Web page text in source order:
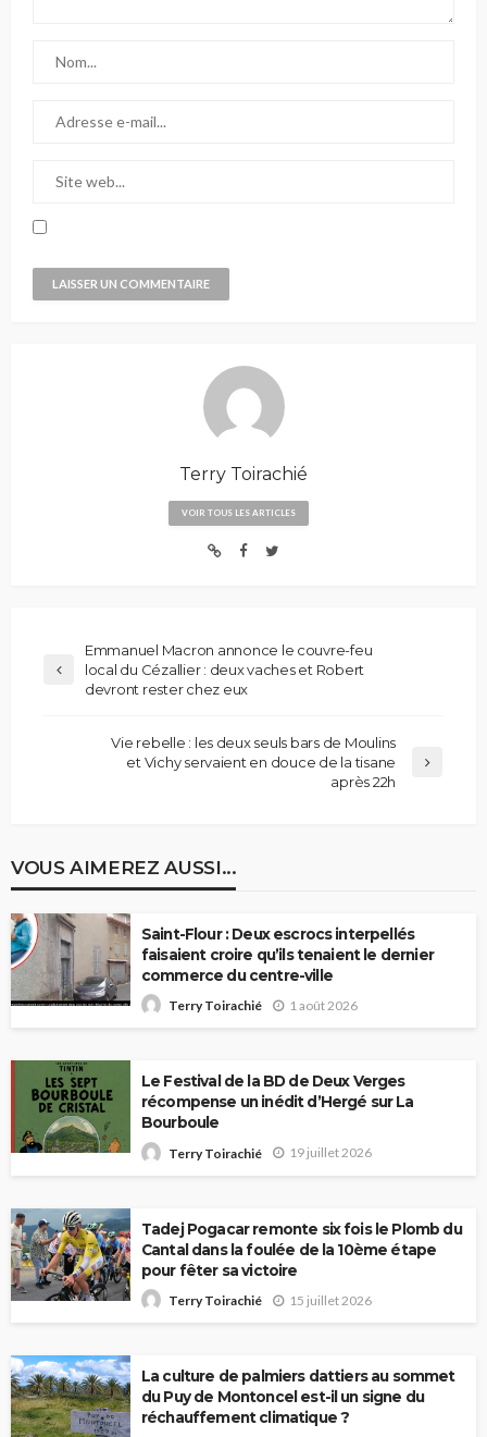
Terry Toirachié
VOIR TOUS LES ARTICLES
Emmanuel Macron annonce le couvre-feu
local du Cézallier : deux vaches et Robert
devront rester chez eux
Vie rebelle : les deux seuls bars de Moulins
et Vichy servaient en douce de la tisane
après 22h
VOUS AIMEREZ AUSSI...
Saint-Flour : Deux escrocs interpellés
faisaient croire qu’ils tenaient le dernier
commerce du centre-ville
Terry Toirachié 1 août 2026
Le Festival de la BD de Deux Verges
récompense un inédit d’Hergé sur La
Bourboule
Terry Toirachié 19 juillet 2026
Tadej Pogacar remonte six fois le Plomb du
Cantal dans la foulée de la 10ème étape
pour fêter sa victoire
Terry Toirachié 15 juillet 2026
La culture de palmiers dattiers au sommet
du Puy de Montoncel est-il un signe du
réchauffement climatique ?